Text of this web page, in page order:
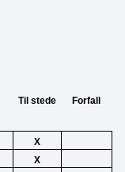
Til stede Forfall
X
X